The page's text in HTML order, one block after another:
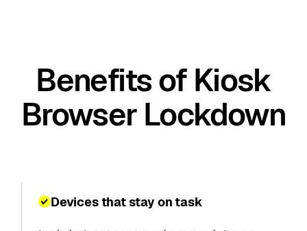
Benefits of Kiosk
Browser Lockdown
Devices that stay on task